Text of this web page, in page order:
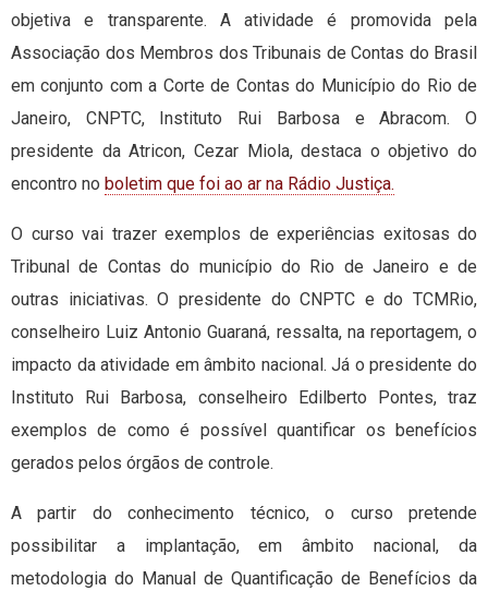
objetiva e transparente. A atividade é promovida pela
Associação dos Membros dos Tribunais de Contas do Brasil
em conjunto com a Corte de Contas do Município do Rio de
Janeiro, CNPTC, Instituto Rui Barbosa e Abracom. O
presidente da Atricon, Cezar Miola, destaca o objetivo do
encontro no boletim que foi ao ar na Rádio Justiça.
O curso vai trazer exemplos de experiências exitosas do
Tribunal de Contas do município do Rio de Janeiro e de
outras iniciativas. O presidente do CNPTC e do TCMRio,
conselheiro Luiz Antonio Guaraná, ressalta, na reportagem, o
impacto da atividade em âmbito nacional. Já o presidente do
Instituto Rui Barbosa, conselheiro Edilberto Pontes, traz
exemplos de como é possível quantificar os benefícios
gerados pelos órgãos de controle.
A partir do conhecimento técnico, o curso pretende
possibilitar a implantação, em âmbito nacional, da
metodologia do Manual de Quantificação de Benefícios da